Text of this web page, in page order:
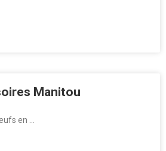
Manitou
en …